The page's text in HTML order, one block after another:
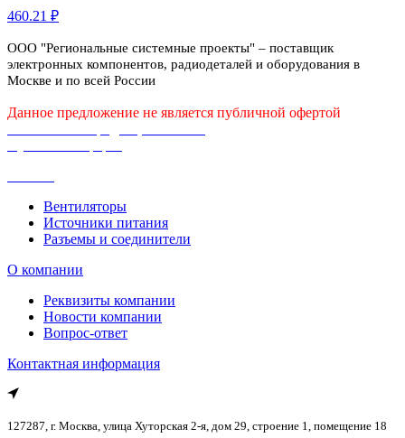
460.21 ₽
ООО "Региональные системные проекты" – поставщик
электронных компонентов, радиодеталей и оборудования в
Москве и по всей России
Данное предложение не является публичной офертой
Вентиляторы
Источники питания
Разъемы и соединители
О компании
Реквизиты компании
Новости компании
Вопрос-ответ
Контактная информация
127287, г. Москва, улица Хуторская 2-я, дом 29, строение 1, помещение 18